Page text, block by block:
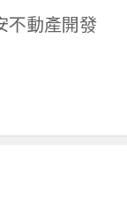
不動產開發